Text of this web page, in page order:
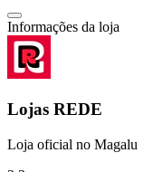
Informações da loja
Lojas REDE
Loja oficial no Magalu